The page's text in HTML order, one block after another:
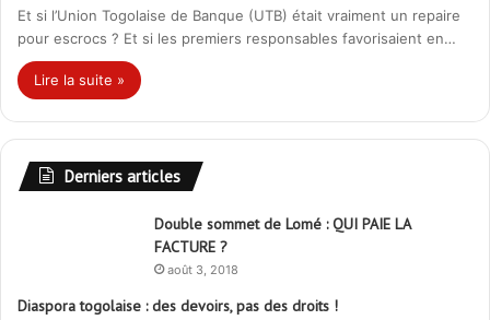
Et si l’Union Togolaise de Banque (UTB) était vraiment un repaire
pour escrocs ? Et si les premiers responsables favorisaient en…
Lire la suite »
Derniers articles
Double sommet de Lomé : QUI PAIE LA
FACTURE ?
août 3, 2018
Diaspora togolaise : des devoirs, pas des droits !